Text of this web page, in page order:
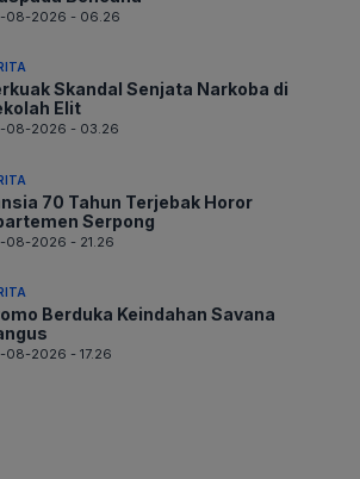
08-2026 - 06.26
Skandal Senjata Narkoba di
Elit
08-2026 - 03.26
70 Tahun Terjebak Horor
Serpong
08-2026 - 21.26
Berduka Keindahan Savana
2026 - 17.26